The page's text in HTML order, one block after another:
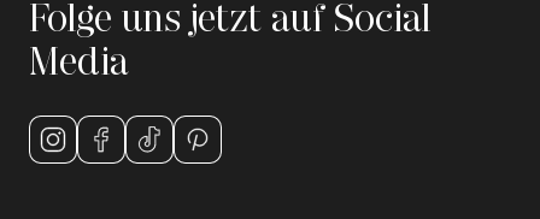
Folge uns jetzt auf Social
Media